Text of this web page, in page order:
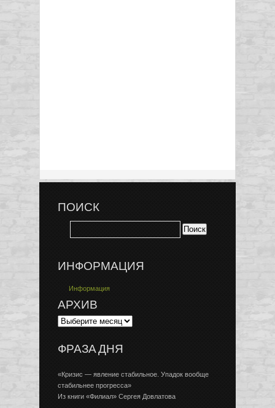
ПОИСК
ИНФОРМАЦИЯ
Информация
АРХИВ
ФРАЗА ДНЯ
«Кризис — явление стабильное. Упадок вообще
стабильнее прогресса»
Из книги «Филиал» Сергея Довлатова